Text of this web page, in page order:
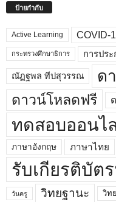
ป้ายกำกับ
Active Learning COVID-
กระทรวงศึกษาธิการ การประ
ณัฏฐพล ทีปสุวรรณ ด
ดาวน์โหลดฟรี
ทดสอบออนไ
ภาษาอังกฤษ ภาษาไทย
รับเกียรติบัต
วันครู วิทยฐานะ วิท